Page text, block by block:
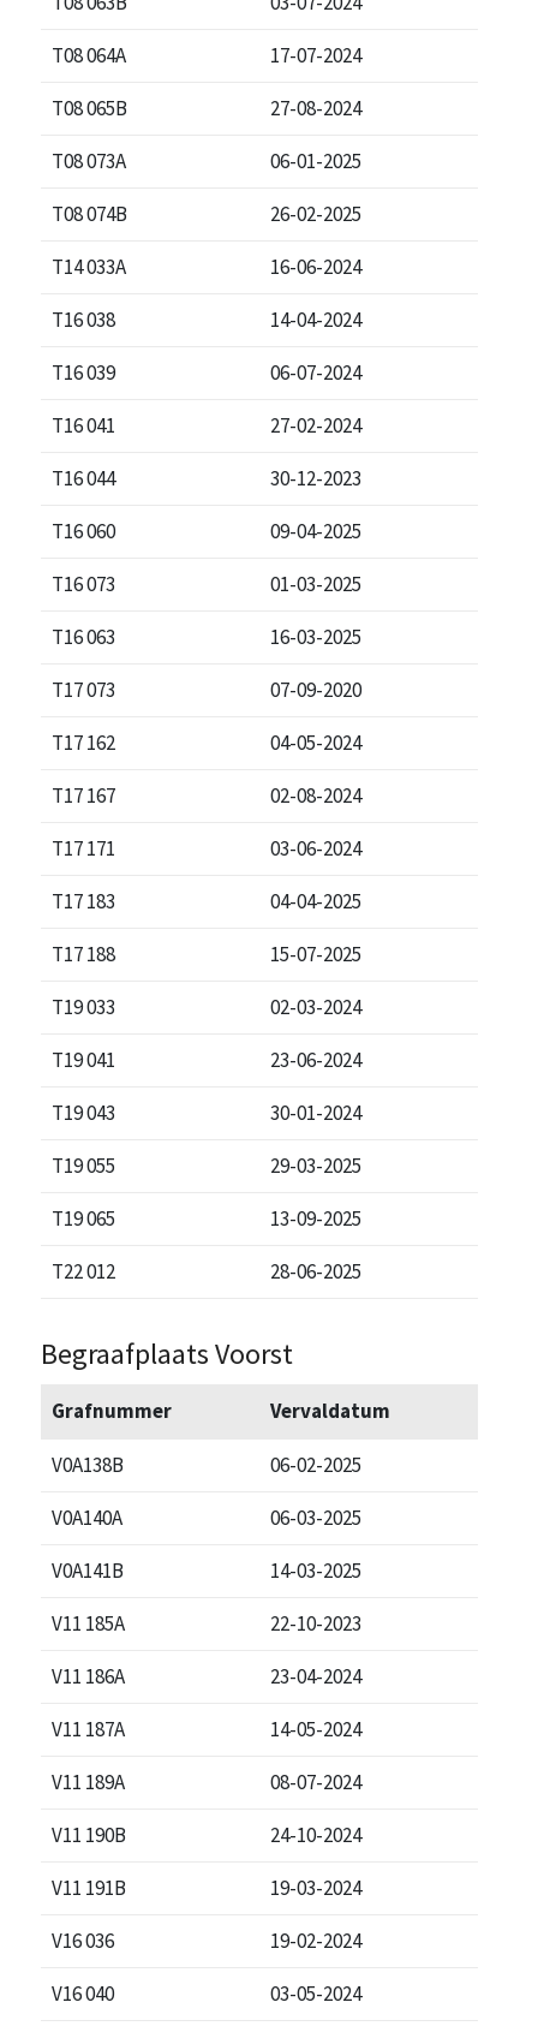
T08 064A
17-07-2024
T08 065B
27-08-2024
T08 073A
06-01-2025
T08 074B
26-02-2025
T14 033A
16-06-2024
T16 038
14-04-2024
T16 039
06-07-2024
T16 041
27-02-2024
T16 044
30-12-2023
T16 060
09-04-2025
T16 073
01-03-2025
T16 063
16-03-2025
T17 073
07-09-2020
T17 162
04-05-2024
T17 167
02-08-2024
T17 171
03-06-2024
T17 183
04-04-2025
T17 188
15-07-2025
T19 033
02-03-2024
T19 041
23-06-2024
T19 043
30-01-2024
T19 055
29-03-2025
T19 065
13-09-2025
T22 012
28-06-2025
Begraafplaats Voorst
Grafnummer Vervaldatum
V0A138B
06-02-2025
V0A140A
06-03-2025
V0A141B
14-03-2025
V11 185A
22-10-2023
V11 186A
23-04-2024
V11 187A
14-05-2024
V11 189A
08-07-2024
V11 190B
24-10-2024
V11 191B
19-03-2024
V16 036
19-02-2024
V16 040
03-05-2024